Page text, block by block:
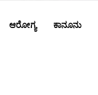
ಆರೋಗ್ಯ ಕಾನೂನು